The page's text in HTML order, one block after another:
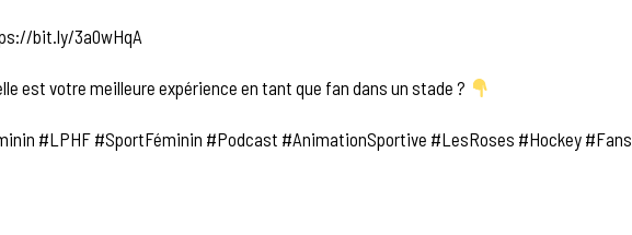
bit.ly/3a0wHqA
est votre meilleure expérience en tant que fan dans un stade ?
#LPHF #SportFéminin #Podcast #AnimationSportive #LesRoses #Hockey #Fans